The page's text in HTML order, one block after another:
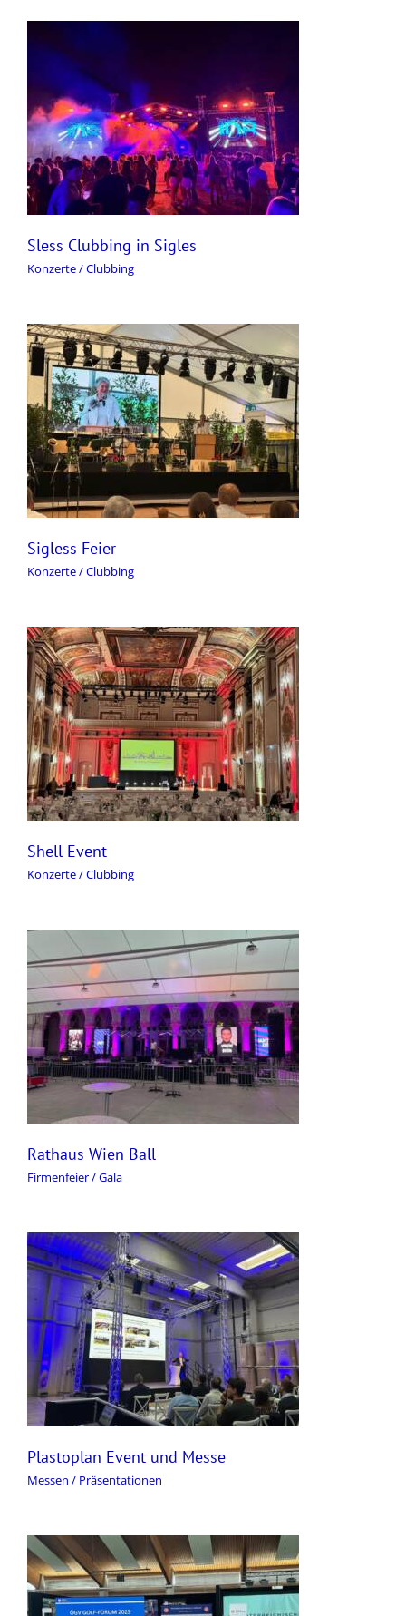
Sless Clubbing in Sigles
Konzerte / Clubbing
Sigless Feier
Konzerte / Clubbing
Shell Event
Konzerte / Clubbing
Rathaus Wien Ball
Firmenfeier / Gala
Plastoplan Event und Messe
Messen / Präsentationen